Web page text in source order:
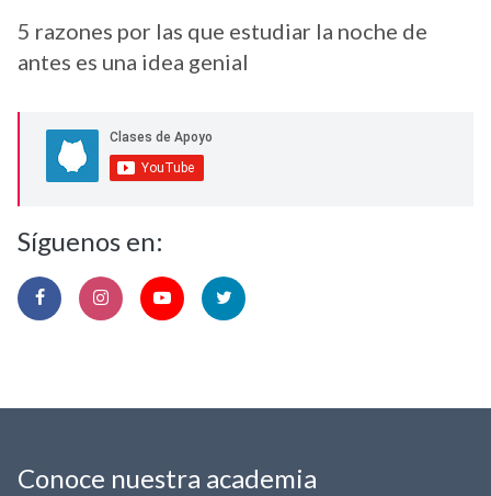
5 razones por las que estudiar la noche de
antes es una idea genial
Síguenos en:
Conoce nuestra academia